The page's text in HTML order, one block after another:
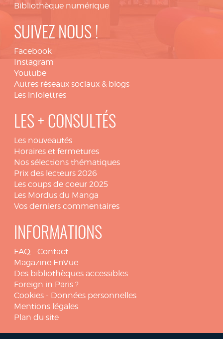
Bibliothèque numérique
SUIVEZ NOUS !
Facebook
Instagram
Youtube
Autres réseaux sociaux & blogs
Les infolettres
LES + CONSULTÉS
Les nouveautés
Horaires et fermetures
Nos sélections thématiques
Prix des lecteurs 2026
Les coups de coeur 2025
Les Mordus du Manga
Vos derniers commentaires
INFORMATIONS
FAQ - Contact
Magazine EnVue
Des bibliothèques accessibles
Foreign in Paris ?
Cookies - Données personnelles
Mentions légales
Plan du site